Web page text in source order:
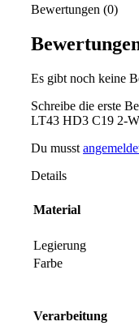
Bewertungen (0)
Es gibt noch keine
Schreibe die erste
LT43 HD3 C19 2-
Du musst
Details
Material
Legierung
Farbe
Verarbeitung